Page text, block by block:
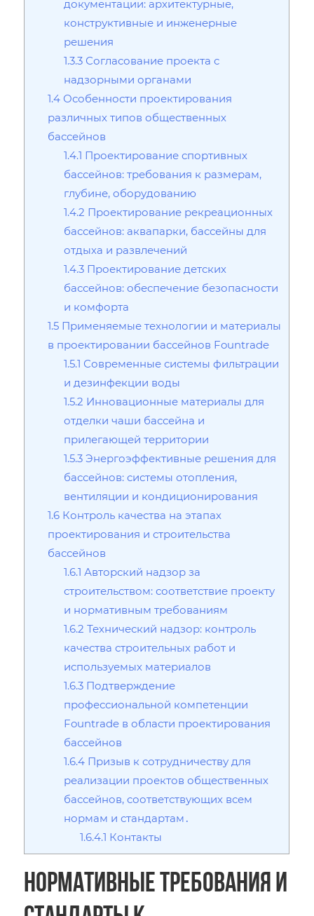
документации: архитектурные‚
конструктивные и инженерные
решения
1.3.3 Согласование проекта с
надзорными органами
1.4 Особенности проектирования
различных типов общественных
бассейнов
1.4.1 Проектирование спортивных
бассейнов: требования к размерам‚
глубине‚ оборудованию
1.4.2 Проектирование рекреационных
бассейнов: аквапарки‚ бассейны для
отдыха и развлечений
1.4.3 Проектирование детских
бассейнов: обеспечение безопасности
и комфорта
1.5 Применяемые технологии и материалы
в проектировании бассейнов Fountrade
1.5.1 Современные системы фильтрации
и дезинфекции воды
1.5.2 Инновационные материалы для
отделки чаши бассейна и
прилегающей территории
1.5.3 Энергоэффективные решения для
бассейнов: системы отопления‚
вентиляции и кондиционирования
1.6 Контроль качества на этапах
проектирования и строительства
бассейнов
1.6.1 Авторский надзор за
строительством: соответствие проекту
и нормативным требованиям
1.6.2 Технический надзор: контроль
качества строительных работ и
используемых материалов
1.6.3 Подтверждение
профессиональной компетенции
Fountrade в области проектирования
бассейнов
1.6.4 Призыв к сотрудничеству для
реализации проектов общественных
бассейнов‚ соответствующих всем
нормам и стандартам․
1.6.4.1 Контакты
Нормативные требования и